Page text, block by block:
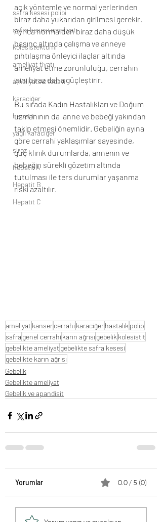
safra kesesi polibi
safra kesesi ameliyatı
kolesistektomi
ameliyat fiyatı
ameliyatsız tedavi
karaciğer
hepatit
yağlı karaciğer
siroz
hepatit A
Hepatit B
Hepatit C
açık yöntemle ve normal yerlerinden
biraz daha yukarıdan girilmesi gerekir.
Ayrıca normalden biraz daha düşük
basınç altında çalışma ve anneye
pıhtılaşma önleyici ilaçlar altında
ameliyat etme zorunluluğu, cerrahın
işini biraz daha güçleştirir.
Bu sırada Kadın Hastalıkları ve Doğum
uzmanının da  anne ve bebeği yakından
takip etmesi önemlidir. Gebeliğin ayına
göre cerrahi yaklaşımlar sayesinde,
güç klinik durumlarda, annenin ve
bebeğin sürekli gözetim altında
tutulması ile ters durumlar yaşanma
riski azaltılır.
ameliyat kansercerrahi karaciğerhastalık polip
safra genel cerrahi karın ağrısı gebelik kolesistit
gebelikte ameliyat gebelikte safra kesesi
gebelikte karın ağrısı
Gebelik
Gebelikte ameliyat
Gebelik ve apandisit
Yorumlar 0.0 / 5 (0)